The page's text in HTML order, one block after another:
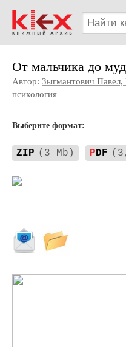
От мальчика до
Автор: Зыгмантович
психология
Выберите формат:
ZIP (3 Mb) PDF